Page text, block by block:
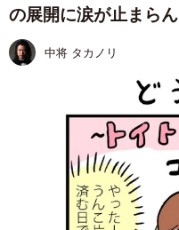
の展開に涙が止まらん
中将 タカノリ